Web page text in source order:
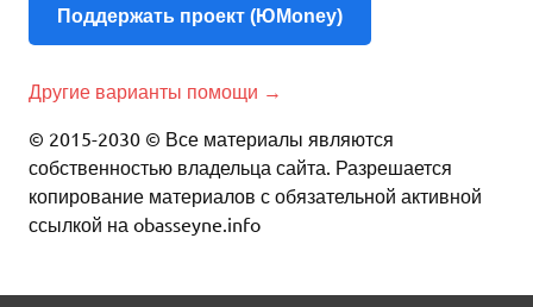
Поддержать проект (ЮMoney)
Другие варианты помощи →
© 2015-2030 © Все материалы являются
собственностью владельца сайта. Разрешается
копирование материалов с обязательной активной
ссылкой на obasseyne.info